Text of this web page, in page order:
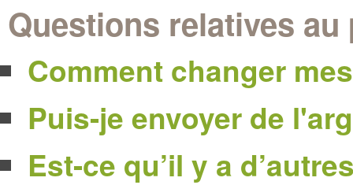
Questions relatives au
Comment changer
Puis-je envoyer de
Est-ce qu’il y a